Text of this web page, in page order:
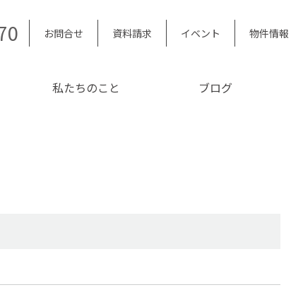
お問合せ 資料請求 イベント 物件情報
私たちのこと ブログ